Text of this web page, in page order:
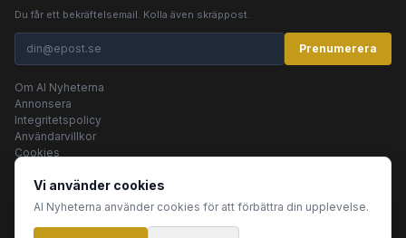
Du får ett bekräftelsemail. Kolla även skräppost.
Prenumerera
Om AI Nyheterna
Annonsera
Integritetspolicy
Användarvillkor
Cookies
© 2026 AI Nyheterna •Integritetspolicy•
Vi använder cookies
AI Nyheterna använder cookies för att förbättra din upplevelse.